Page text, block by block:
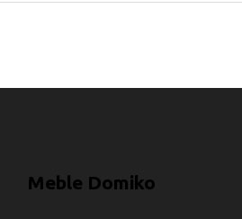
Meble Domiko